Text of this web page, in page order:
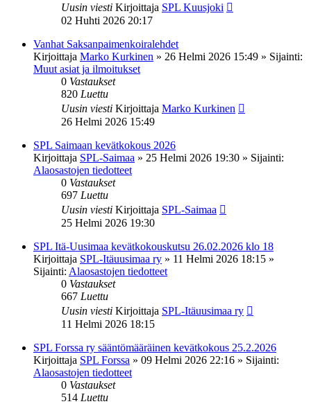
Uusin viesti Kirjoittaja SPL Kuusjoki
02 Huhti 2026 20:17
Vanhat Saksanpaimenkoiralehdet
Kirjoittaja Marko Kurkinen » 26 Helmi 2026 15:49 » Sijainti:
Muut asiat ja ilmoitukset
0 Vastaukset
820 Luettu
Uusin viesti Kirjoittaja Marko Kurkinen
26 Helmi 2026 15:49
SPL Saimaan kevätkokous 2026
Kirjoittaja SPL-Saimaa » 25 Helmi 2026 19:30 » Sijainti:
Alaosastojen tiedotteet
0 Vastaukset
697 Luettu
Uusin viesti Kirjoittaja SPL-Saimaa
25 Helmi 2026 19:30
SPL Itä-Uusimaa kevätkokouskutsu 26.02.2026 klo 18
Kirjoittaja SPL-Itäuusimaa ry » 11 Helmi 2026 18:15 »
Sijainti: Alaosastojen tiedotteet
0 Vastaukset
667 Luettu
Uusin viesti Kirjoittaja SPL-Itäuusimaa ry
11 Helmi 2026 18:15
SPL Forssa ry sääntömääräinen kevätkokous 25.2.2026
Kirjoittaja SPL Forssa » 09 Helmi 2026 22:16 » Sijainti:
Alaosastojen tiedotteet
0 Vastaukset
514 Luettu